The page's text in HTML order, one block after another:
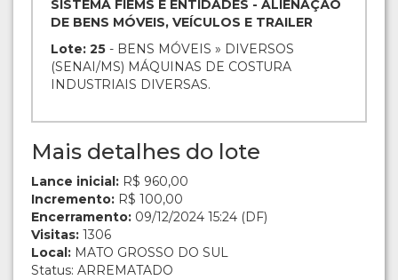
SISTEMA FIEMS E ENTIDADES - ALIENAÇÃO
DE BENS MÓVEIS, VEÍCULOS E TRAILER
Lote: 25 - BENS MÓVEIS » DIVERSOS
(SENAI/MS) MÁQUINAS DE COSTURA
INDUSTRIAIS DIVERSAS.
Mais detalhes do lote
Lance inicial: R$ 960,00
Incremento: R$ 100,00
Encerramento: 09/12/2024 15:24 (DF)
Visitas: 1306
Local: MATO GROSSO DO SUL
Status: ARREMATADO